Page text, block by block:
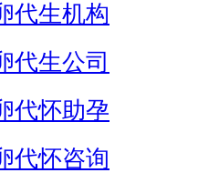
代生机构
代生公司
代怀助孕
代怀咨询